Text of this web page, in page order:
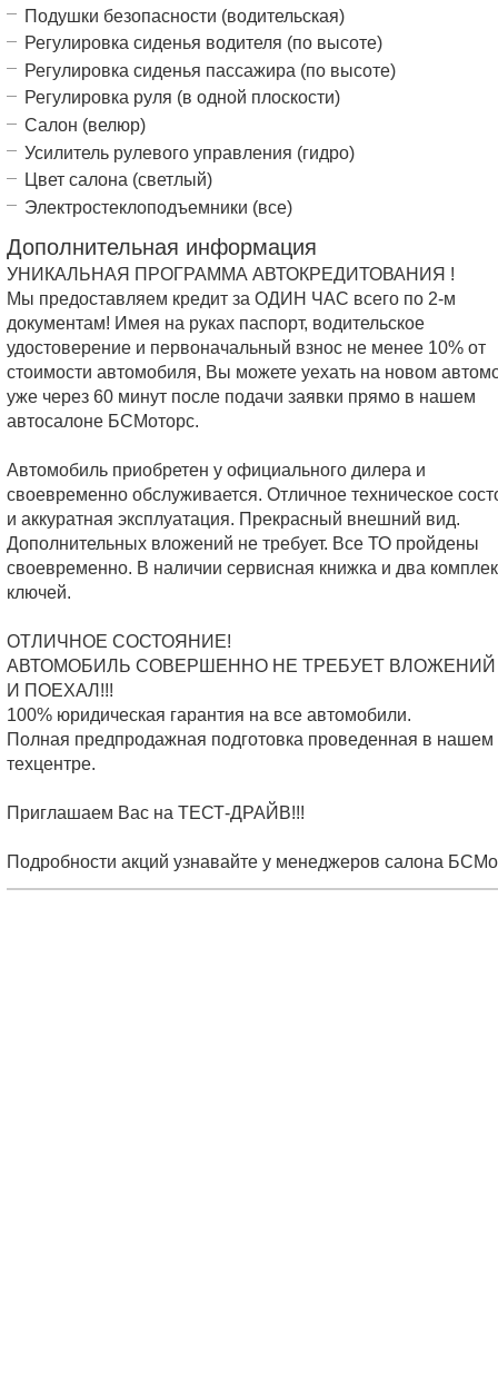
Подушки безопасности (водительская)
Регулировка сиденья водителя (по высоте)
Регулировка сиденья пассажира (по высоте)
Регулировка руля (в одной плоскости)
Салон (велюр)
Усилитель рулевого управления (гидро)
Цвет салона (светлый)
Электростеклоподъемники (все)
Дополнительная информация
УНИКАЛЬНАЯ ПРОГРАММА АВТОКРЕДИТОВАНИЯ !
Мы предоставляем кредит за ОДИН ЧАС всего по 2-м
документам! Имея на руках паспорт, водительское
удостоверение и первоначальный взнос не менее 10% от
стоимости автомобиля, Вы можете уехать на новом
уже через 60 минут после подачи заявки прямо в нашем
автосалоне БСМоторс.
Автомобиль приобретен у официального дилера и
своевременно обслуживается. Отличное техническое
и аккуратная эксплуатация. Прекрасный внешний вид.
Дополнительных вложений не требует. Все ТО пройдены
своевременно. В наличии сервисная книжка и два
ключей.
ОТЛИЧНОЕ СОСТОЯНИЕ!
АВТОМОБИЛЬ СОВЕРШЕННО НЕ ТРЕБУЕТ ВЛОЖЕНИЙ
И ПОЕХАЛ!!!
100% юридическая гарантия на все автомобили.
Полная предпродажная подготовка проведенная в нашем
техцентре.
Приглашаем Вас на ТЕСТ-ДРАЙВ!!!
Подробности акций узнавайте у менеджеров салона